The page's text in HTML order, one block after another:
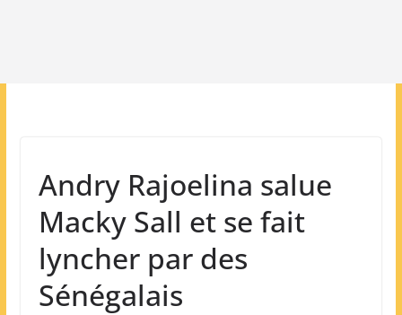
Andry Rajoelina salue
Macky Sall et se fait
lyncher par des
Sénégalais